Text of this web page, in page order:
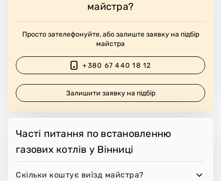
майстра?
Просто зателефонуйте, або залиште заявку на підбір
майстра
+380 67 440 18 12
Залишити заявку на підбір
Часті питання по встановленню
газових котлів у Вінниці
Скільки коштує виїзд майстра?